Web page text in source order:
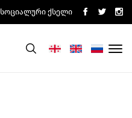
Სოციალური Ქსელი